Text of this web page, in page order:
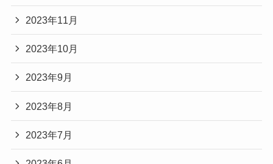
2023年11月
2023年10月
2023年9月
2023年8月
2023年7月